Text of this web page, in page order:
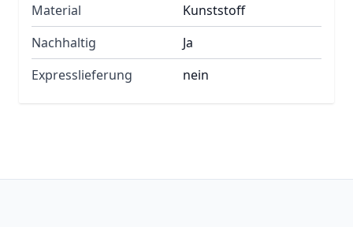
Material
Kunststoff
Nachhaltig
Ja
Expresslieferung
nein